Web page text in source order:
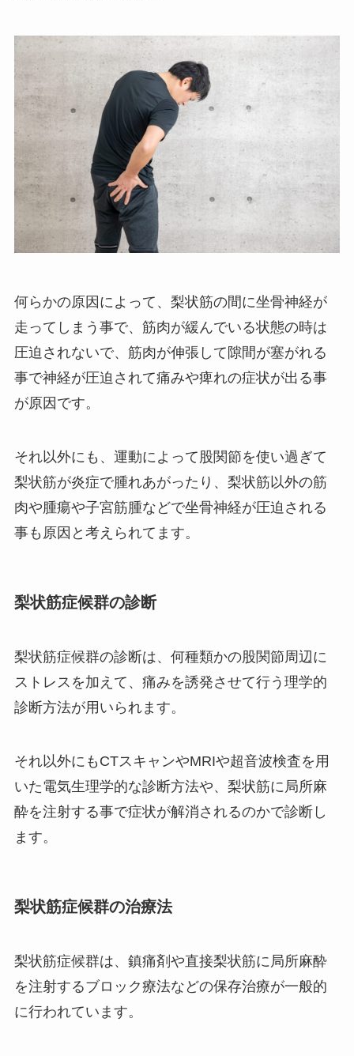
何らかの原因によって、梨状筋の間に坐骨神経が
走ってしまう事で、筋肉が緩んでいる状態の時は
圧迫されないで、筋肉が伸張して隙間が塞がれる
事で神経が圧迫されて痛みや痺れの症状が出る事
が原因です。
それ以外にも、運動によって股関節を使い過ぎて
梨状筋が炎症で腫れあがったり、梨状筋以外の筋
肉や腫瘍や子宮筋腫などで坐骨神経が圧迫される
事も原因と考えられてます。
梨状筋症候群の診断
梨状筋症候群の診断は、何種類かの股関節周辺に
ストレスを加えて、痛みを誘発させて行う理学的
診断方法が用いられます。
それ以外にもCTスキャンやMRIや超音波検査を用
いた電気生理学的な診断方法や、梨状筋に局所麻
酔を注射する事で症状が解消されるのかで診断し
ます。
梨状筋症候群の治療法
梨状筋症候群は、鎮痛剤や直接梨状筋に局所麻酔
を注射するブロック療法などの保存治療が一般的
に行われています。